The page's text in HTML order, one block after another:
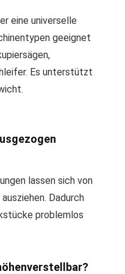
eine universelle
geeignet
Es unterstützt
lassen sich von
Dadurch
problemlos